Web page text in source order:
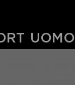
UOMO